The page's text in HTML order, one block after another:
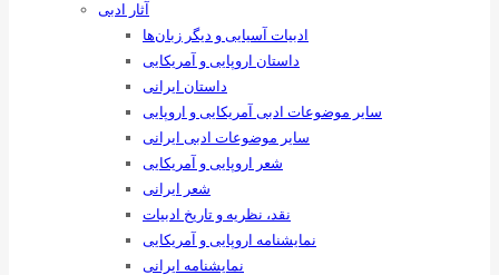
آثار ادبی
ادبیات آسیایی و دیگر زبان‌ها
داستان اروپایی و آمریکایی
داستان ایرانی
سایر موضوعات ادبی آمریکایی و اروپایی
سایر موضوعات ادبی ایرانی
شعر اروپایی و آمریکایی
شعر ایرانی
نقد، نظریه و تاریخ ادبیات
نمایشنامه اروپایی و آمریکایی
نمایشنامه ایرانی